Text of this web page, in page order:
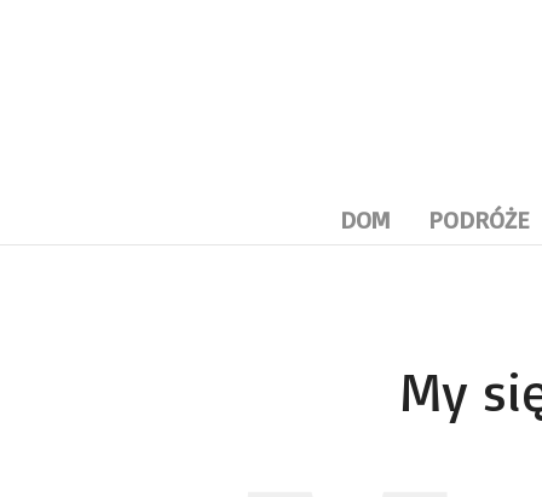
DOM PODRÓŻE
My